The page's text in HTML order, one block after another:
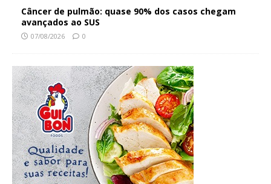
Câncer de pulmão: quase 90% dos casos chegam
avançados ao SUS
07/08/2026 0